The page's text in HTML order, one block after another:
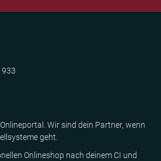
933
Wir sind dein Partner, wenn
geht.
Onlineshop nach deinem CI und